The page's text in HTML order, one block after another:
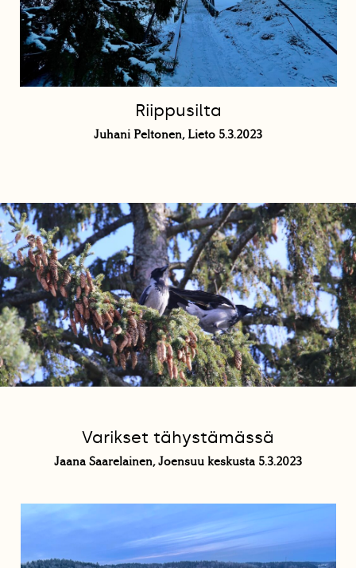
Riippusilta
Juhani Peltonen, Lieto 5.3.2023
Varikset tähystämässä
Jaana Saarelainen, Joensuu keskusta 5.3.2023